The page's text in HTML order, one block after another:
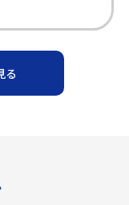
る